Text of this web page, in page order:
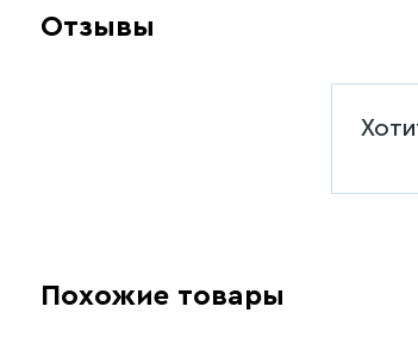
Отзывы
Похожие товары